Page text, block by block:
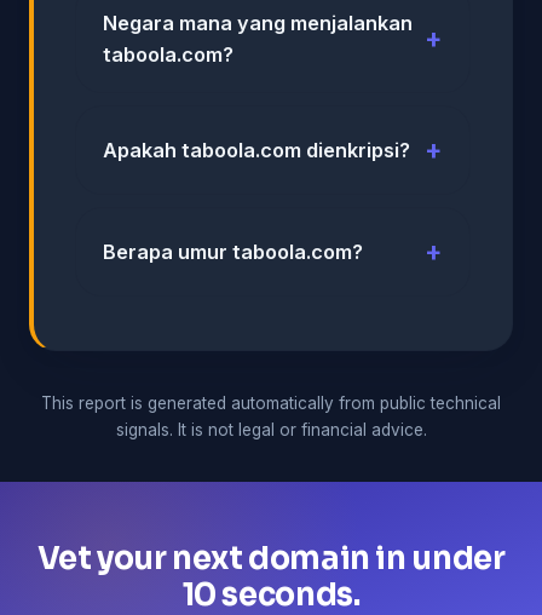
Negara mana yang menjalankan
taboola.com?
Apakah taboola.com dienkripsi?
Berapa umur taboola.com?
This report is generated automatically from public technical
signals. It is not legal or financial advice.
Vet your next domain in under
10 seconds.